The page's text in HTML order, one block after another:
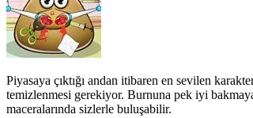
Piyasaya çıktığı andan itibaren en sevilen
temizlenmesi gerekiyor. Burnuna pek iyi
maceralarında sizlerle buluşabilir.